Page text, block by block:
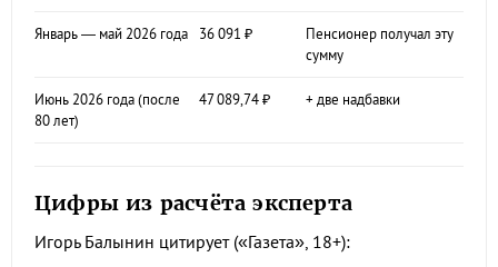
Январь — май 2026 года 36 091 ₽
Пенсионер получал эту
сумму
Июнь 2026 года (после
80 лет)
47 089,74 ₽ + две надбавки
Цифры из расчёта эксперта
Игорь Балынин цитирует («Газета», 18+):